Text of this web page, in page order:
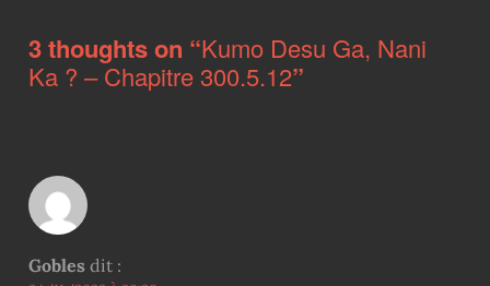
3 thoughts on “Kumo Desu Ga, Nani
Ka ? – Chapitre 300.5.12”
Gobles dit :